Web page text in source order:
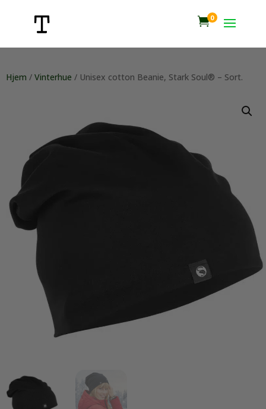
0
Hjem / Vinterhue / Unisex cotton Beanie, Stark Soul® – Sort.